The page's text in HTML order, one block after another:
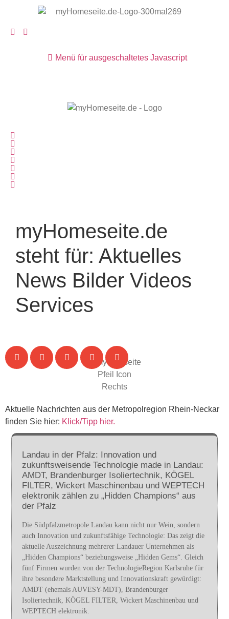
Menü für ausgeschaltetes Javascript
myHomeseite.de
steht für: Aktuelles
News Bilder Videos
Services
Aktuelle Nachrichten aus der Metropolregion Rhein-Neckar
finden Sie hier: Klick/Tipp hier.
Landau in der Pfalz: Innovation und
zukunftsweisende Technologie made in Landau:
AMDT, Brandenburger Isoliertechnik, KÖGEL
FILTER, Wickert Maschinenbau und WEPTECH
elektronik zählen zu „Hidden Champions“ aus
der Pfalz
Die Südpfalzmetropole Landau kann nicht nur Wein, sondern
auch Innovation und zukunftsfähige Technologie: Das zeigt die
aktuelle Auszeichnung mehrerer Landauer Unternehmen als
„Hidden Champions“ beziehungsweise „Hidden Gems“. Gleich
fünf Firmen wurden von der TechnologieRegion Karlsruhe für
ihre besondere Marktstellung und Innovationskraft gewürdigt:
AMDT (ehemals AUVESY-MDT), Brandenburger
Isoliertechnik, KÖGEL FILTER, Wickert Maschinenbau und
WEPTECH elektronik.